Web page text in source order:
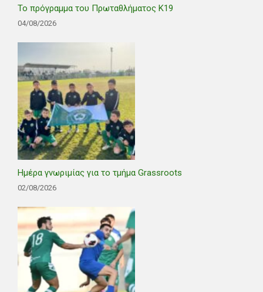
Το πρόγραμμα του Πρωταθλήματος Κ19
04/08/2026
Ημέρα γνωριμίας για το τμήμα Grassroots
02/08/2026